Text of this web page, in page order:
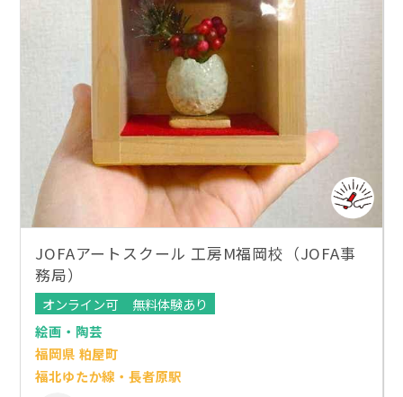
JOFAアートスクール 工房M福岡校（JOFA事
務局）
オンライン可
無料体験あり
絵画・陶芸
福岡県 粕屋町
福北ゆたか線・長者原駅